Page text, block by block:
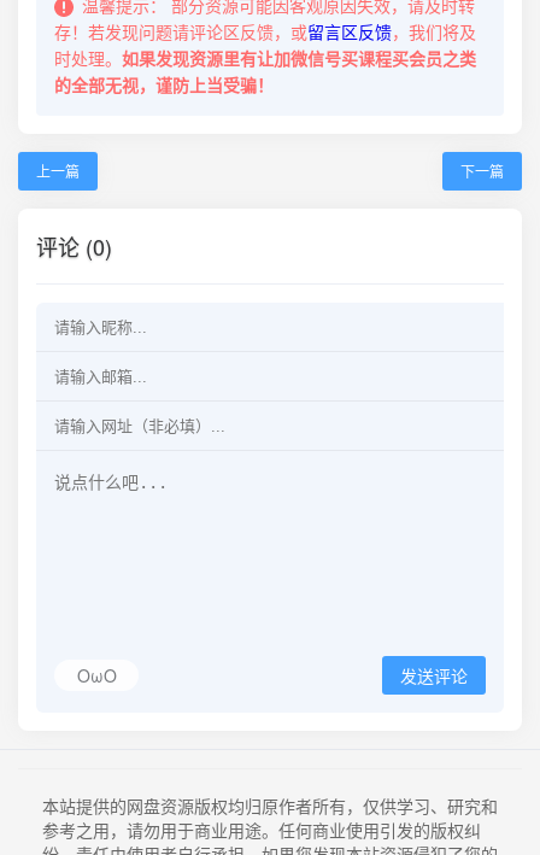
温馨提示：
部分资源可能因客观原因失效，请及时转
存！若发现问题请评论区反馈，或留言区反馈，我们将及
时处理。 如果发现资源里有让加微信号买课程买会员之类
的全部无视，谨防上当受骗！
上一篇 下一篇
评论 (0)
OωO 发送评论
本站提供的网盘资源版权均归原作者所有，仅供学习、研究和
参考之用，请勿用于商业用途。任何商业使用引发的版权纠